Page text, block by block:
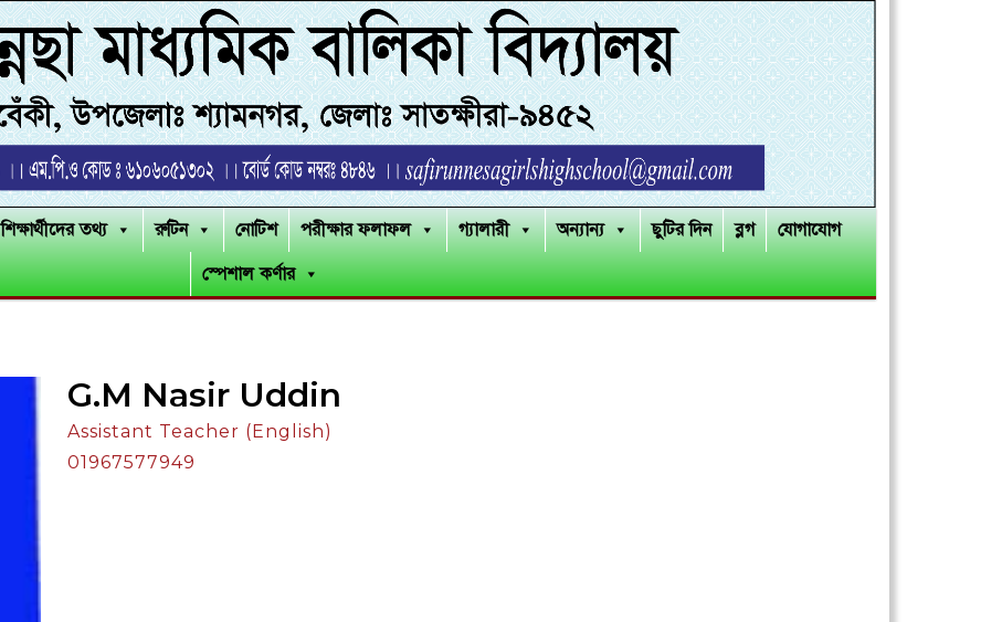
শিক্ষার্থীদের তথ্য রুটিন নোটিশ পরীক্ষার ফলাফল গ্যালারী অন্যান্য ছুটির দিন ব্লগ যোগাযোগ
স্পেশাল কর্ণার
G.M Nasir Uddin
Assistant Teacher (English)
01967577949